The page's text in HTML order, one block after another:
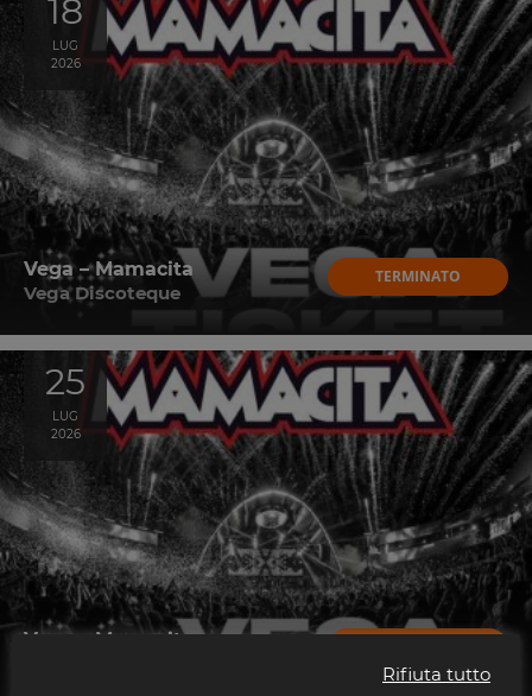
18
LUG
2026
Vega – Mamacita
Vega Discoteque
TERMINATO
25
LUG
2026
Vega – Mamacita
Rifiuta tutto